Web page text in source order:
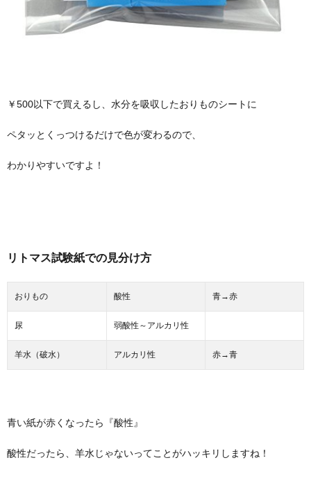
￥500以下で買えるし、水分を吸収したおりものシートに
ペタッとくっつけるだけで色が変わるので、
わかりやすいですよ！
リトマス試験紙での見分け方
おりもの 酸性 青→赤
尿 弱酸性～アルカリ性
羊水（破水） アルカリ性 赤→青
青い紙が赤くなったら『酸性』
酸性だったら、羊水じゃないってことがハッキリしますね！